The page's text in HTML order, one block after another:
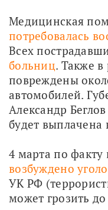
потребовалась
Всех
больниц. Также в
повреждены
автомобилей.
Александр
будет выплачена
возбуждено
УК РФ
может грозить